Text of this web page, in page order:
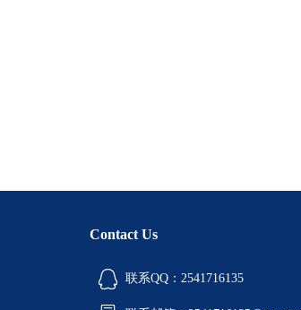
Contact Us
联系QQ：2541716135